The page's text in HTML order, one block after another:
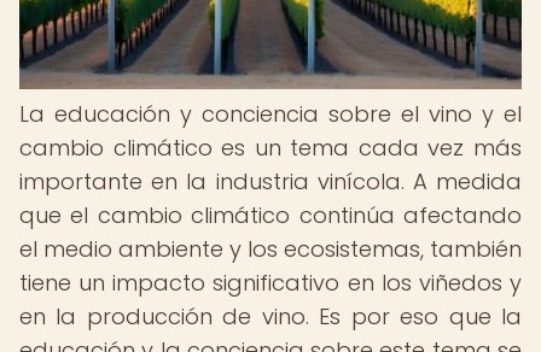
La educación y conciencia sobre el vino y el
cambio climático es un tema cada vez más
importante en la industria vinícola. A medida
que el cambio climático continúa afectando
el medio ambiente y los ecosistemas, también
tiene un impacto significativo en los viñedos y
en la producción de vino. Es por eso que la